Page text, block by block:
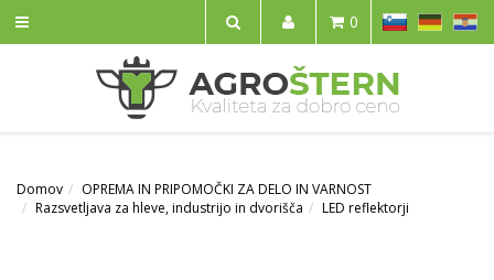
IŠČI
SL HR
0
Domov
OPREMA IN PRIPOMOČKI ZA DELO IN VARNOST
Razsvetljava za hleve, industrijo in dvorišča
LED reflektorji